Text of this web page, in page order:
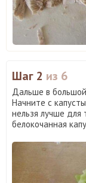
Шаг 2 из 6
Дальше в
Начните с
нельзя лучше для
белокочанная